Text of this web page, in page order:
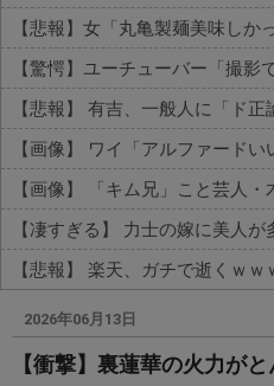
Powered by livedoor 相互RSS
2026年06月13日
【衝撃】裏蓮華の火力が